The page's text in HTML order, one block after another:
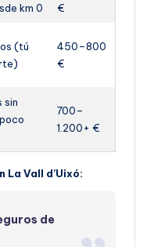
km 0
€
(tú
450–800
€
sin
700–
1.200+ €
La Vall d’Uixó:
de